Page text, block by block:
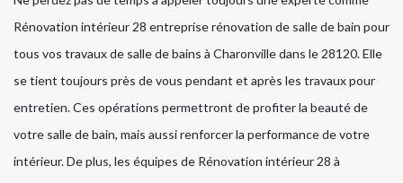
Rénovation intérieur 28 entreprise rénovation de salle de bain pour
tous vos travaux de salle de bains à Charonville dans le 28120. Elle
se tient toujours près de vous pendant et après les travaux pour
entretien. Ces opérations permettront de profiter la beauté de
votre salle de bain, mais aussi renforcer la performance de votre
intérieur. De plus, les équipes de Rénovation intérieur 28 à